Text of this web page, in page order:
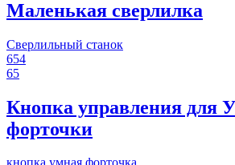
Маленькая сверлилка
Сверлильный станок
654
65
Кнопка управления для
форточки